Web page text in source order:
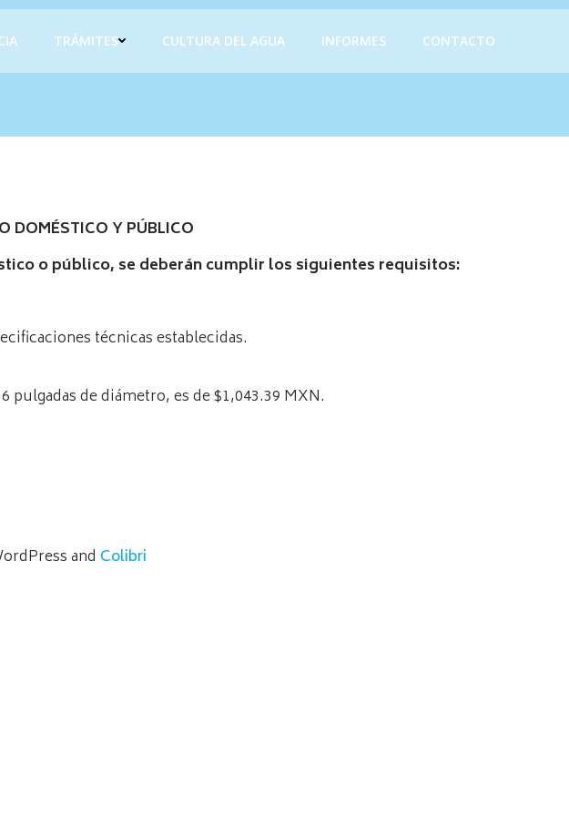
TRÁMITES CULTURA DEL AGUA INFORMES CONTACTO
DOMÉSTICO Y PÚBLICO
o público, se deberán cumplir los siguientes requisitos:
técnicas establecidas.
pulgadas de diámetro, es de $1,043.39 MXN.
and Colibri